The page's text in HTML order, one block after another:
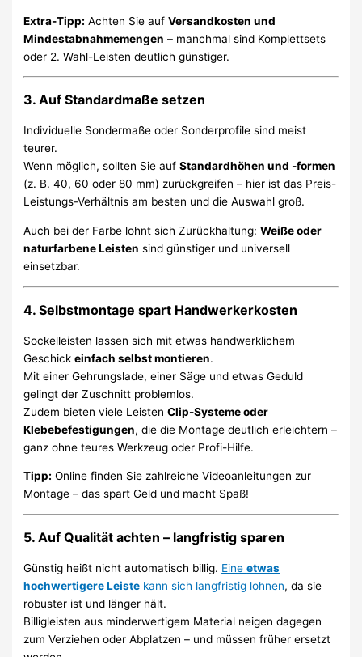
Extra-Tipp: Achten Sie aufVersandkosten und
Mindestabnahmemengen – manchmal sind Komplettsets
oder 2. Wahl-Leisten deutlich günstiger.
3. Auf Standardmaße setzen
Individuelle Sondermaße oder Sonderprofile sind meist
teurer.
Wenn möglich, sollten Sie aufStandardhöhen und -formen
(z. B. 40, 60 oder 80 mm) zurückgreifen – hier ist das Preis-
Leistungs-Verhältnis am besten und die Auswahl groß.
Auch bei der Farbe lohnt sich Zurückhaltung:Weiße oder
naturfarbene Leisten sind günstiger und universell
einsetzbar.
4. Selbstmontage spart Handwerkerkosten
Sockelleisten lassen sich mit etwas handwerklichem
Geschickeinfach selbst montieren.
Mit einer Gehrungslade, einer Säge und etwas Geduld
gelingt der Zuschnitt problemlos.
Zudem bieten viele LeistenClip-Systeme oder
Klebebefestigungen, die die Montage deutlich erleichtern –
ganz ohne teures Werkzeug oder Profi-Hilfe.
Tipp: Online finden Sie zahlreiche Videoanleitungen zur
Montage – das spart Geld und macht Spaß!
5. Auf Qualität achten – langfristig sparen
Günstig heißt nicht automatisch billig. Eineetwas
hochwertigere Leiste kann sich langfristig lohnen, da sie
robuster ist und länger hält.
Billigleisten aus minderwertigem Material neigen dagegen
zum Verziehen oder Abplatzen – und müssen früher ersetzt